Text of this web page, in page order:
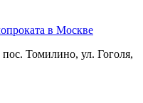
Томилино, ул. Гоголя,